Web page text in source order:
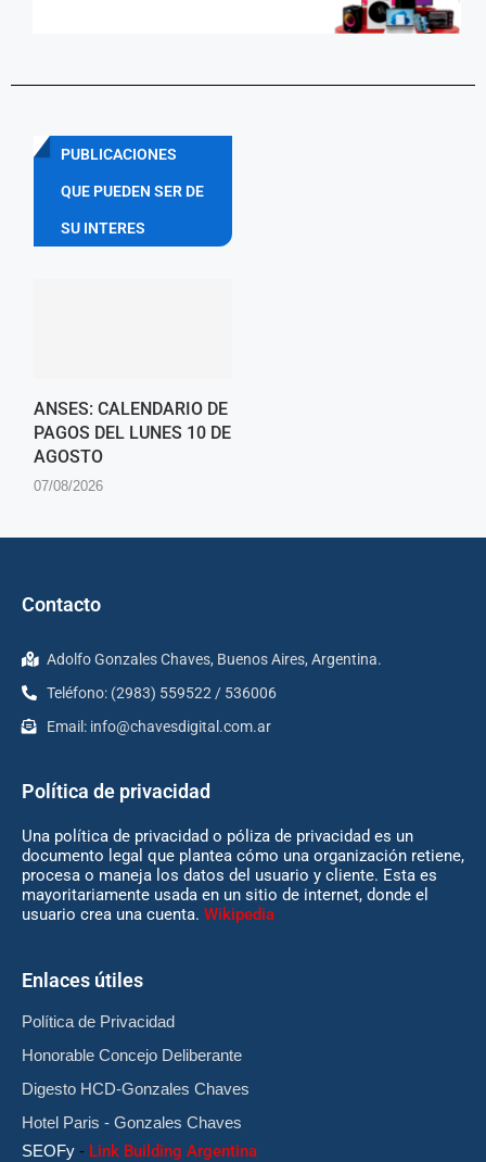
PUBLICACIONES
QUE PUEDEN SER DE
SU INTERES
ANSES: CALENDARIO DE
PAGOS DEL LUNES 10 DE
AGOSTO
07/08/2026
Contacto
Adolfo Gonzales Chaves, Buenos Aires, Argentina.
Teléfono: (2983) 559522 / 536006
Email: info@chavesdigital.com.ar
Política de privacidad
Una política de privacidad o póliza de privacidad es un
documento legal que plantea cómo una organización retiene,
procesa o maneja los datos del usuario y cliente. Esta es
mayoritariamente usada en un sitio de internet, donde el
usuario crea una cuenta. Wikipedia
Enlaces útiles
Política de Privacidad
Honorable Concejo Deliberante
Digesto HCD-Gonzales Chaves
Hotel Paris - Gonzales Chaves
SEOFy - Link Building Argentina